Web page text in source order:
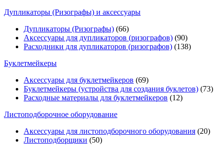
Дупликаторы (Ризографы) и аксессуары
Дупликаторы (Ризографы) (66)
Аксессуары для дупликаторов (ризографов) (90)
Расходники для дупликаторов (ризографов) (138)
Буклетмейкеры
Аксессуары для буклетмейкеров (69)
Буклетмейкеры (устройства для создания буклетов) (73)
Расходные материалы для буклетмейкеров (12)
Листоподборочное оборудование
Аксессуары для листоподборочного оборудования (20)
Листоподборщики (50)